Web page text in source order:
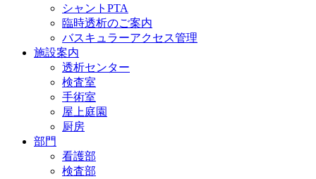
シャントPTA
臨時透析のご案内
バスキュラーアクセス管理
施設案内
透析センター
検査室
手術室
屋上庭園
厨房
部門
看護部
検査部